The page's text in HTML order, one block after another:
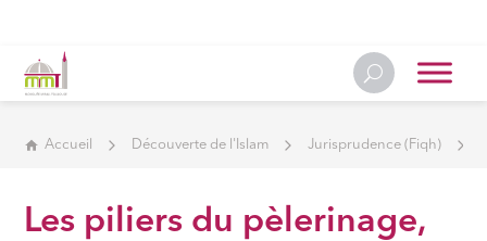
Accueil Découverte de l'Islam Jurisprudence (Fiqh)
Les piliers du pèlerinage,